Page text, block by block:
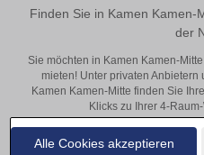
Alle Cookies akzeptieren
Finden Sie in Kamen Kamen-
der
Sie möchten in Kamen Kamen-
mieten! Unter privaten
Kamen Kamen-Mitte finden Sie
Klicks zu Ihrer 4-
Aktuelle